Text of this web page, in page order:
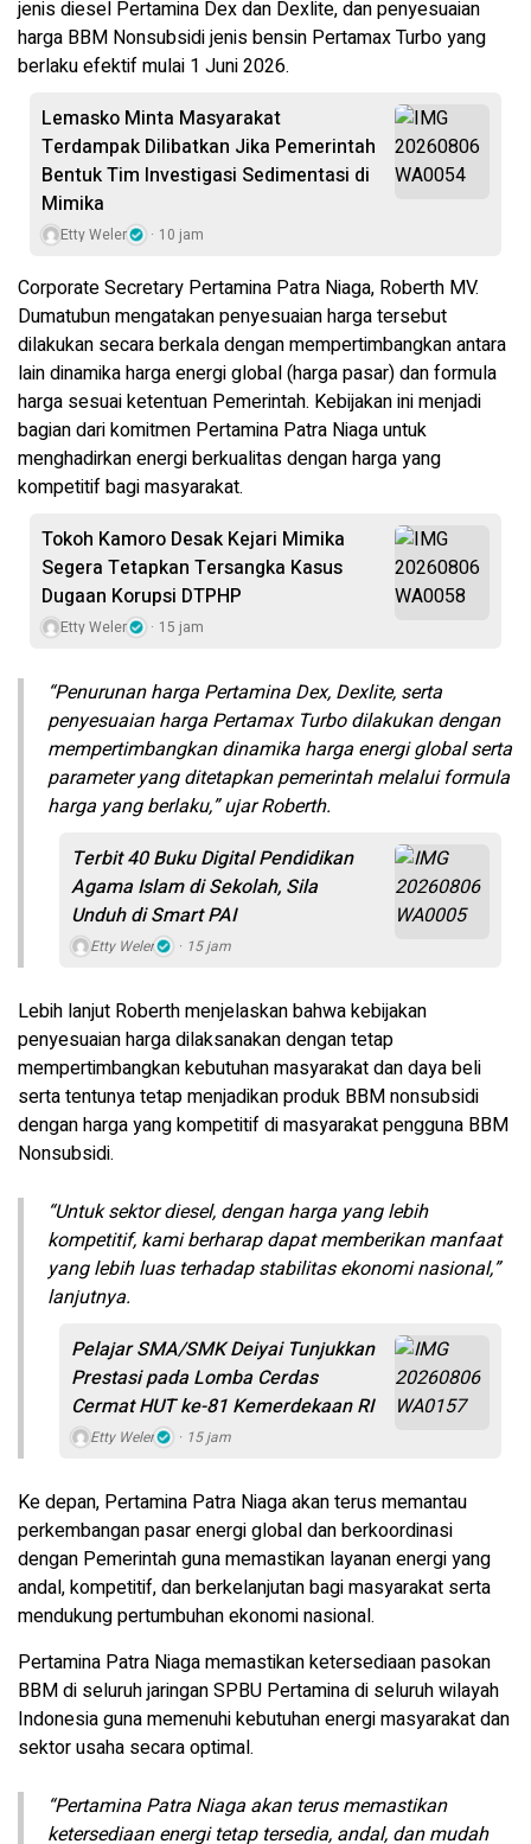
jenis diesel Pertamina Dex dan Dexlite, dan penyesuaian
harga BBM Nonsubsidi jenis bensin Pertamax Turbo yang
berlaku efektif mulai 1 Juni 2026.
Lemasko Minta Masyarakat
Terdampak Dilibatkan Jika Pemerintah
Bentuk Tim Investigasi Sedimentasi di
Mimika
Etty Weler 10 jam
Corporate Secretary Pertamina Patra Niaga, Roberth MV.
Dumatubun mengatakan penyesuaian harga tersebut
dilakukan secara berkala dengan mempertimbangkan antara
lain dinamika harga energi global (harga pasar) dan formula
harga sesuai ketentuan Pemerintah. Kebijakan ini menjadi
bagian dari komitmen Pertamina Patra Niaga untuk
menghadirkan energi berkualitas dengan harga yang
kompetitif bagi masyarakat.
Tokoh Kamoro Desak Kejari Mimika
Segera Tetapkan Tersangka Kasus
Dugaan Korupsi DTPHP
Etty Weler 15 jam
“Penurunan harga Pertamina Dex, Dexlite, serta
penyesuaian harga Pertamax Turbo dilakukan dengan
mempertimbangkan dinamika harga energi global serta
parameter yang ditetapkan pemerintah melalui formula
harga yang berlaku,” ujar Roberth.
Terbit 40 Buku Digital Pendidikan
Agama Islam di Sekolah, Sila
Unduh di Smart PAI
Etty Weler 15 jam
Lebih lanjut Roberth menjelaskan bahwa kebijakan
penyesuaian harga dilaksanakan dengan tetap
mempertimbangkan kebutuhan masyarakat dan daya beli
serta tentunya tetap menjadikan produk BBM nonsubsidi
dengan harga yang kompetitif di masyarakat pengguna BBM
Nonsubsidi.
“Untuk sektor diesel, dengan harga yang lebih
kompetitif, kami berharap dapat memberikan manfaat
yang lebih luas terhadap stabilitas ekonomi nasional,”
lanjutnya.
Pelajar SMA/SMK Deiyai Tunjukkan
Prestasi pada Lomba Cerdas
Cermat HUT ke-81 Kemerdekaan RI
Etty Weler 15 jam
Ke depan, Pertamina Patra Niaga akan terus memantau
perkembangan pasar energi global dan berkoordinasi
dengan Pemerintah guna memastikan layanan energi yang
andal, kompetitif, dan berkelanjutan bagi masyarakat serta
mendukung pertumbuhan ekonomi nasional.
Pertamina Patra Niaga memastikan ketersediaan pasokan
BBM di seluruh jaringan SPBU Pertamina di seluruh wilayah
Indonesia guna memenuhi kebutuhan energi masyarakat dan
sektor usaha secara optimal.
“Pertamina Patra Niaga akan terus memastikan
ketersediaan energi tetap tersedia, andal, dan mudah